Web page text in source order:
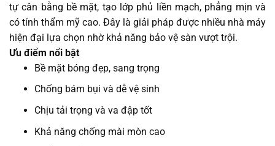
tự cân bằng bề mặt, tạo lớp phủ liền mạch, phẳng mịn và
có tính thẩm mỹ cao. Đây là giải pháp được nhiều nhà máy
hiện đại lựa chọn nhờ khả năng bảo vệ sàn vượt trội.
Ưu điểm nổi bật
Bề mặt bóng đẹp, sang trọng
Chống bám bụi và dễ vệ sinh
Chịu tải trọng và va đập tốt
Khả năng chống mài mòn cao